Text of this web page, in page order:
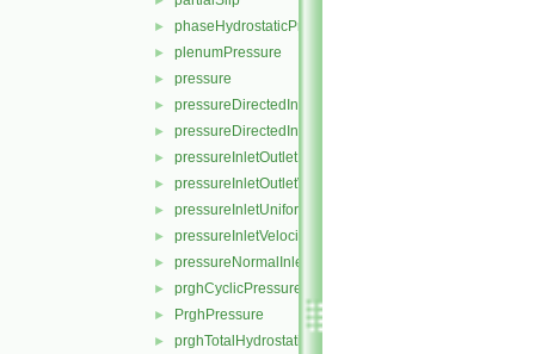
► phaseHydrostaticPressure
► plenumPressure
► pressure
► pressureDirectedInletOutletVelocity
► pressureDirectedInletVelocity
► pressureInletOutletParSlipVelocity
► pressureInletOutletVelocity
► pressureInletUniformVelocity
► pressureInletVelocity
► pressureNormalInletOutletVelocity
► prghCyclicPressure
► PrghPressure
► prghTotalHydrostaticPressure